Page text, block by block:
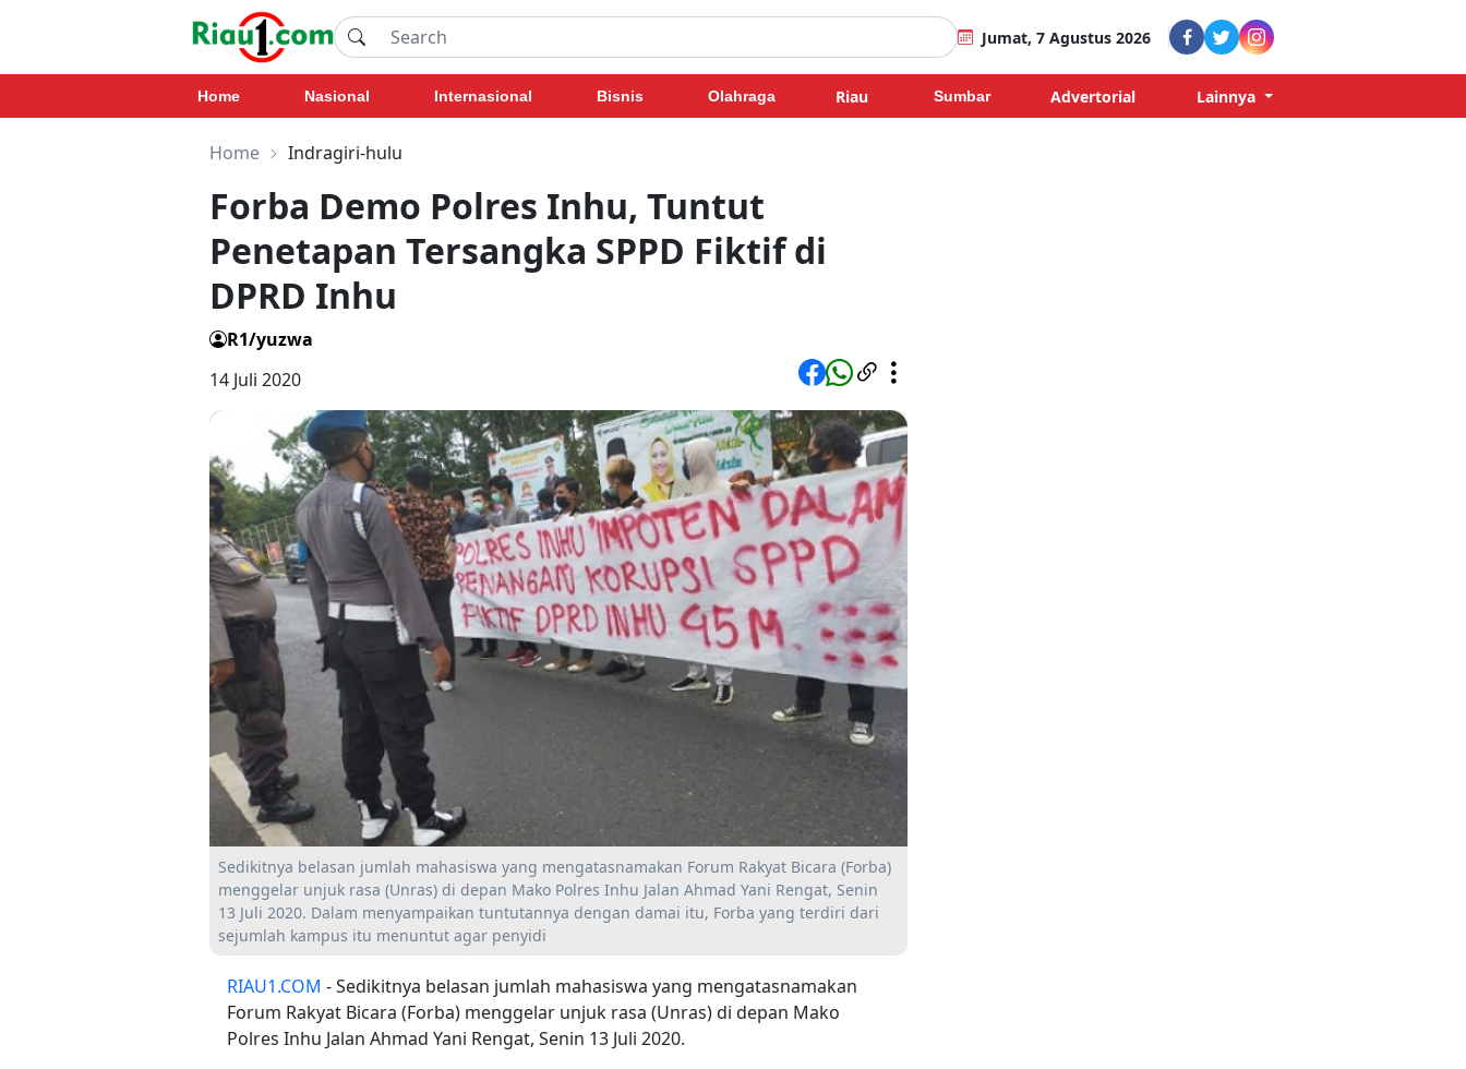
Jumat, 7 Agustus 2026
Home Nasional Internasional Bisnis Olahraga Riau Sumbar Advertorial Lainnya
Home Indragiri-hulu
Forba Demo Polres Inhu, Tuntut
Penetapan Tersangka SPPD Fiktif di
DPRD Inhu
R1/yuzwa
14 Juli 2020
Sedikitnya belasan jumlah mahasiswa yang mengatasnamakan Forum Rakyat Bicara (Forba)
menggelar unjuk rasa (Unras) di depan Mako Polres Inhu Jalan Ahmad Yani Rengat, Senin
13 Juli 2020. Dalam menyampaikan tuntutannya dengan damai itu, Forba yang terdiri dari
sejumlah kampus itu menuntut agar penyidi
RIAU1.COM - Sedikitnya belasan jumlah mahasiswa yang mengatasnamakan
Forum Rakyat Bicara (Forba) menggelar unjuk rasa (Unras) di depan Mako
Polres Inhu Jalan Ahmad Yani Rengat, Senin 13 Juli 2020.